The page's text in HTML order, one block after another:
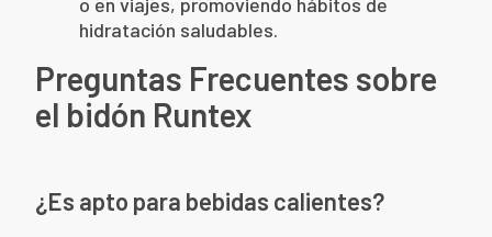
hidratación saludables.
Preguntas Frecuentes sobre
el bidón Runtex
¿Es apto para bebidas calientes?